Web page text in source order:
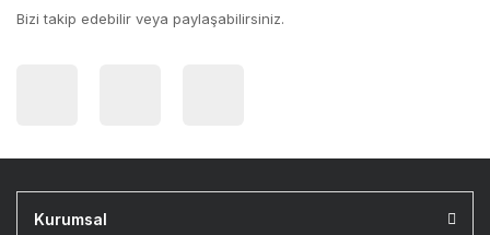
Bizi takip edebilir veya paylaşabilirsiniz.
Kurumsal